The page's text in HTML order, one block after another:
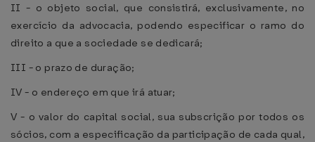
II - o objeto social, que consistirá, exclusivamente, no
exercício da advocacia, podendo especificar o ramo do
direito a que a sociedade se dedicará;
III - o prazo de duração;
IV - o endereço em que irá atuar;
V - o valor do capital social, sua subscrição por todos os
sócios, com a especificação da participação de cada qual,